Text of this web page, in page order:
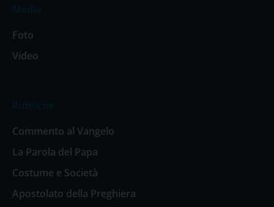
Foto
Video
Commento al Vangelo
La Parola del Papa
Costume e Società
Apostolato della Preghiera